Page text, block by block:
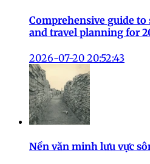
Comprehensive guide
and travel planning for
2026-07-20 20:52:43
Nền văn minh lưu vực